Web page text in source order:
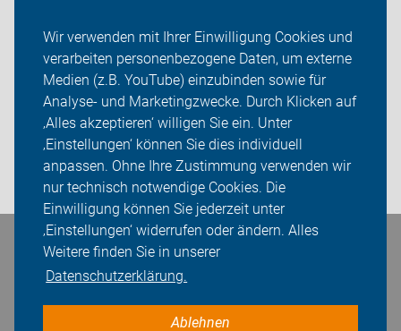
Wir verwenden mit Ihrer Einwilligung Cookies und
verarbeiten personenbezogene Daten, um externe
Medien (z.B. YouTube) einzubinden sowie für
Analyse- und Marketingzwecke. Durch Klicken auf
‚Alles akzeptieren‘ willigen Sie ein. Unter
‚Einstellungen‘ können Sie dies individuell
anpassen. Ohne Ihre Zustimmung verwenden wir
nur technisch notwendige Cookies. Die
Einwilligung können Sie jederzeit unter
‚Einstellungen‘ widerrufen oder ändern. Alles
Weitere finden Sie in unserer
Datenschutzerklärung.
Ablehnen
ADFC Werne
Sei dabei
Presse
Login
Bleiben Sie in Kontakt